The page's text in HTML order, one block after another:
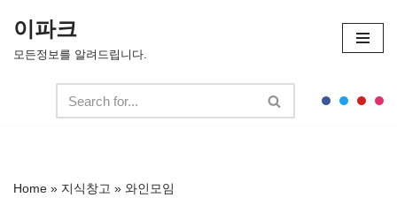
콘
기
이파크
모든정보를 알려드립니다.
Home » 지식창고 » 와인모임